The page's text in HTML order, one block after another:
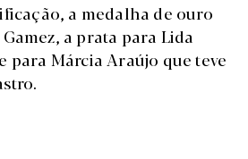
a medalha de ouro
a prata para Lida
para Márcia Araújo que teve